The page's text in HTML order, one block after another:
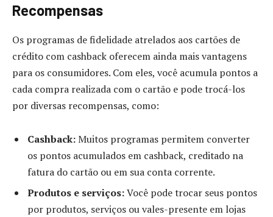
Recompensas
Os programas de fidelidade atrelados aos cartões de
crédito com cashback oferecem ainda mais vantagens
para os consumidores. Com eles, você acumula pontos a
cada compra realizada com o cartão e pode trocá-los
por diversas recompensas, como:
Cashback:Muitos programas permitem converter
os pontos acumulados em cashback, creditado na
fatura do cartão ou em sua conta corrente.
Produtos e serviços:Você pode trocar seus pontos
por produtos, serviços ou vales-presente em lojas